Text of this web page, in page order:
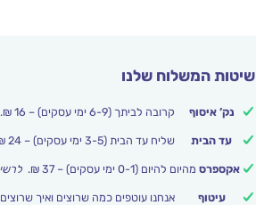
שיטות המשלוח שלנו
נק’ איסוף קרובה לביתך (6-9 ימי עסקים) – 16 ₪. הזמנות מעל 250 ₪ משלוח חינם.
עד הבית שליח עד הבית (3-5 ימי עסקים) – 24 ₪. הזמנות מעל 399 ₪ משלוח חינם.
אקספרס מהיום להיום (0-1 ימי עסקים) – 37 ₪.
עיטוף אנחנו עוטפים כמה שרוצים ואיך